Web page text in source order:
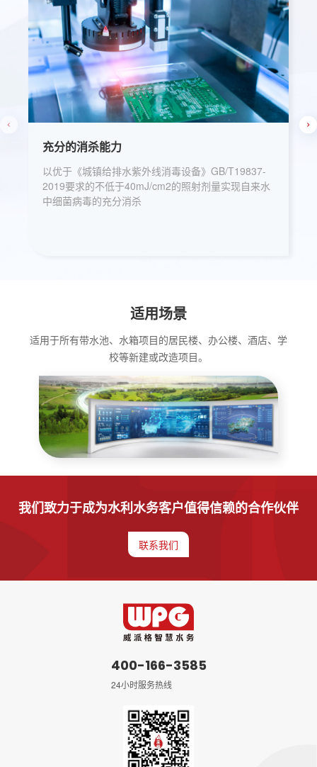
充分的消杀能力
以优于《城镇给排水紫外线消毒设备》GB/T19837-
2019要求的不低于40mJ/cm2的照射剂量实现自来水
中细菌病毒的充分消杀
适用场景
适用于所有带水池、水箱项目的居民楼、办公楼、酒店、学
校等新建或改造项目。
我们致力于成为水利水务客户值得信赖的合作伙伴
联系我们
400-166-3585
24小时服务热线